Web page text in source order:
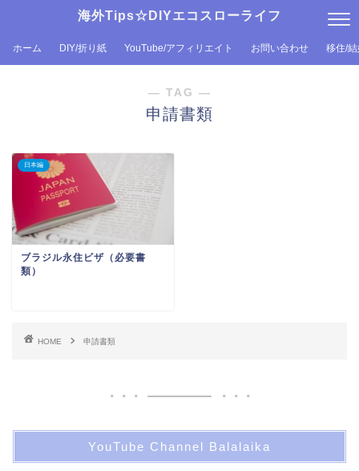
海外Tips☆DIYエコスローライフ
ホーム DIY/折り紙 YouTube/アフィリエイト お問い合わせ 移住/
― TAG ―
申請書類
日本編
ブラジル永住ビザ（必要書
類）
HOME 申請書類
YouTube Channel Balalaika